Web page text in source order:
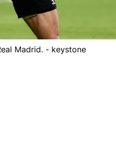
Madrid. - keystone